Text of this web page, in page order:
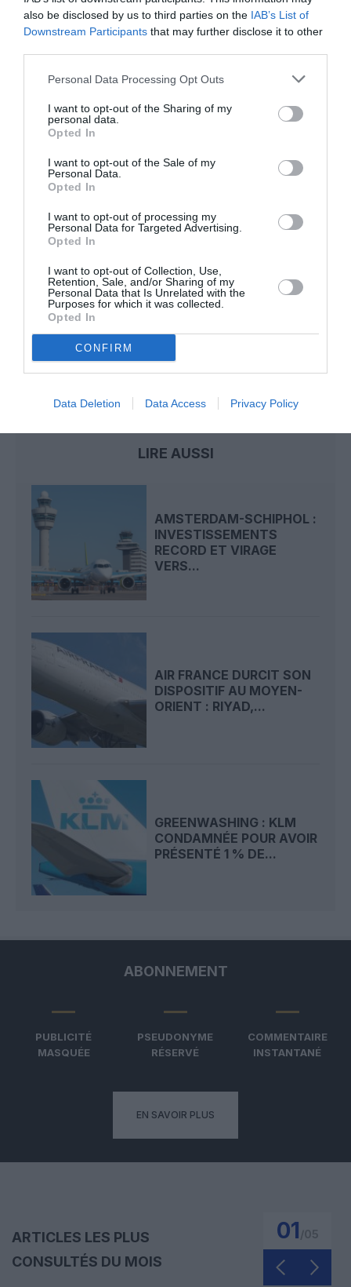
also be disclosed by us to third parties on the IAB’s List of
Downstream Participants that may further disclose it to other
Personal Data Processing Opt Outs
I want to opt-out of the Sharing of my
personal data.
Opted In
I want to opt-out of the Sale of my
Personal Data.
Opted In
I want to opt-out of processing my
Personal Data for Targeted Advertising.
Opted In
I want to opt-out of Collection, Use,
Retention, Sale, and/or Sharing of my
Personal Data that Is Unrelated with the
Purposes for which it was collected.
Opted In
CONFIRM
Data Deletion Data Access Privacy Policy
NOUS SOUTENIR
DERNIERS COMMENTAIRES
Fiabilité du COMAC C919 : des anomalies signalées
dans un document attribué à China Southern Airlines
Helpera commenté l'article :
19 h 23 sans escale : le Boeing 777F de National
Airlines relie l’Écosse à l’Australie
klm
LIRE AUSSI
AMSTERDAM-SCHIPHOL :
INVESTISSEMENTS
RECORD ET VIRAGE
VERS...
AIR FRANCE DURCIT SON
DISPOSITIF AU MOYEN-
ORIENT : RIYAD,...
GREENWASHING : KLM
CONDAMNÉE POUR AVOIR
PRÉSENTÉ 1 % DE...
ABONNEMENT
PUBLICITÉ
MASQUÉE
PSEUDONYME
RÉSERVÉ
COMMENTAIRE
INSTANTANÉ
EN SAVOIR PLUS
ARTICLES LES PLUS
CONSULTÉS DU MOIS
01